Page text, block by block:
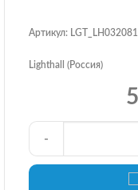
Артикул: LGT_LH032081
Lighthall (Россия)
-